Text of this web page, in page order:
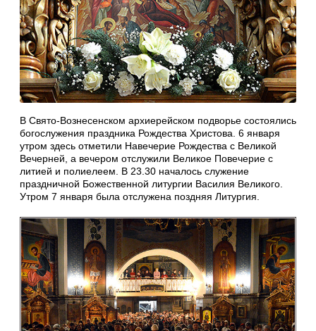
В Свято-Вознесенском архиерейском подворье состоялись
богослужения праздника Рождества Христова. 6 января
утром здесь отметили Навечерие Рождества с Великой
Вечерней, а вечером отслужили Великое Повечерие с
литией и полиелеем. В 23.30 началось служение
праздничной Божественной литургии Василия Великого.
Утром 7 января была отслужена поздняя Литургия.